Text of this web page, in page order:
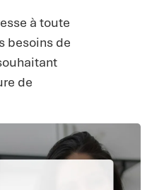
à toute
besoins de
de